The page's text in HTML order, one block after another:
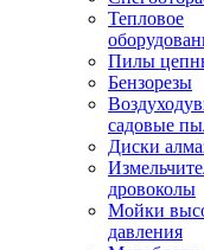
Тепловое
Пилы
Бензорезы
садовые
Диски
дровоколы
Мойки
давления